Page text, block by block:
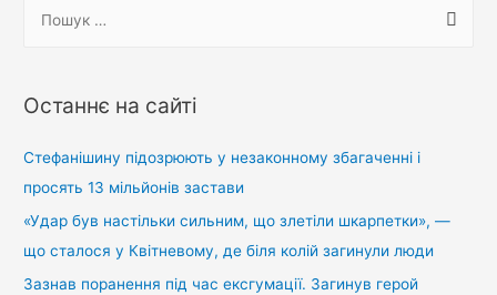
у
:
Останнє на сайті
Стефанішину підозрюють у незаконному збагаченні і
просять 13 мільйонів застави
«Удар був настільки сильним, що злетіли шкарпетки», —
що сталося у Квітневому, де біля колій загинули люди
Зазнав поранення під час ексгумації. Загинув герой